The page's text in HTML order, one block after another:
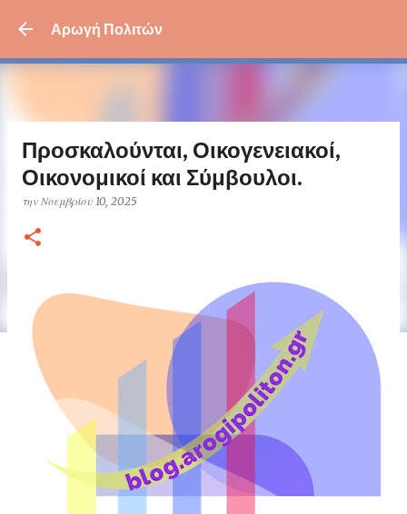
Αρωγή Πολιτών
Προσκαλούνται, Οικογενειακοί,
Οικονομικοί και Σύμβουλοι.
την Νοεμβρίου 10, 2025